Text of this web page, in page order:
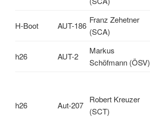
H-Boot AUT-186
Franz Zehetner
(SCA)
h26 AUT-2
Markus
Schöfmann (ÖSV)
h26 Aut-207
Robert Kreuzer
(SCT)